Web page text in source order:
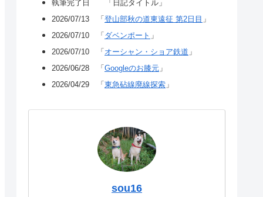
執筆完了日 「日記タイトル」
2026/07/13 「 登山部秋の道東遠征 第2日目 」
2026/07/10 「 ダベンポート 」
2026/07/10 「 オーシャン・ショア鉄道 」
2026/06/28 「 Googleのお膝元 」
2026/04/29 「 東急砧線廃線探索 」
sou16